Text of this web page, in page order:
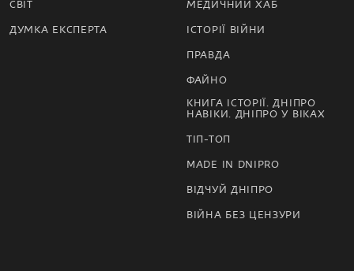
СВІТ
ДУМКА ЕКСПЕРТА
МЕДИЧНИЙ ХАБ
ІСТОРІЇ ВІЙНИ
ПРАВДА
ФАЙНО
КНИГА ІСТОРІЇ. ДНІПРО
НАВІКИ. ДНІПРО У ВІКАХ
ТІП-ТОП
MADE IN DNIPRO
ВІДЧУЙ ДНІПРО
ВІЙНА БЕЗ ЦЕНЗУРИ